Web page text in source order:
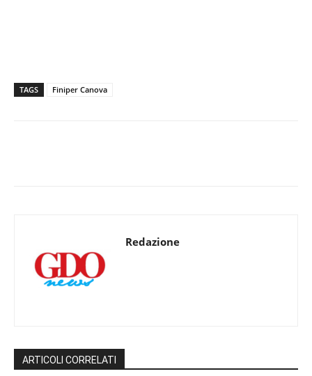
TAGS Finiper Canova
Redazione
ARTICOLI CORRELATI